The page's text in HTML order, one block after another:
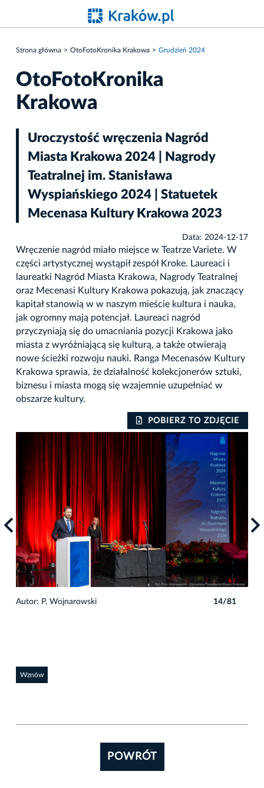
Strona główna OtoFotoKronika Krakowa Grudzień 2024
OtoFotoKronika
Krakowa
Uroczystość wręczenia Nagród
Miasta Krakowa 2024 | Nagrody
Teatralnej im. Stanisława
Wyspiańskiego 2024 | Statuetek
Mecenasa Kultury Krakowa 2023
Data: 2024-12-17
Wręczenie nagród miało miejsce w Teatrze Variete. W
części artystycznej wystąpił zespół Kroke. Laureaci i
laureatki Nagród Miasta Krakowa, Nagrody Teatralnej
oraz Mecenasi Kultury Krakowa pokazują, jak znaczący
kapitał stanowią w w naszym mieście kultura i nauka,
jak ogromny mają potencjał. Laureaci nagród
przyczyniają się do umacniania pozycji Krakowa jako
miasta z wyróżniającą się kulturą, a także otwierają
nowe ścieżki rozwoju nauki. Ranga Mecenasów Kultury
Krakowa sprawia, że działalność kolekcjonerów sztuki,
biznesu i miasta mogą się wzajemnie uzupełniać w
obszarze kultury.
POBIERZ TO ZDJĘCIE
Autor: P. Wojnarowski 14/81
Wznów
POWRÓT